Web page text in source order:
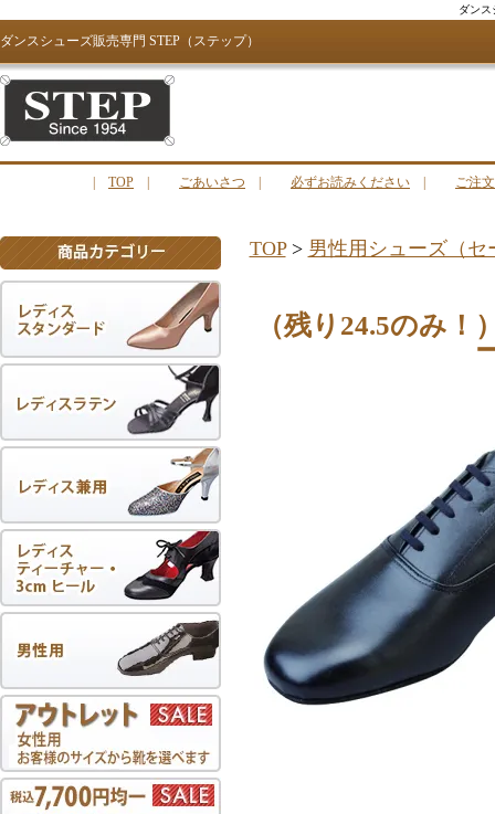
ダンス
ダンスシューズ販売専門 STEP（ステップ）
TOP ごあいさつ 必ずお読みください ご注
TOP> 男性用シューズ（
（残り24.5のみ